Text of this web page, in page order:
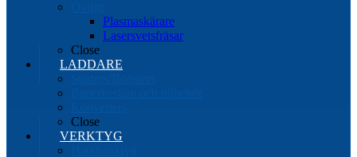
Plasmaskärare
Lasersvetsfräsar
Close
LADDARE
Close
VERKTYG